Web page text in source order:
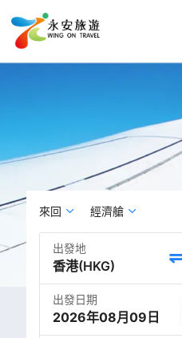
來回 經濟艙
出發地
出發日期
2026年08月09日